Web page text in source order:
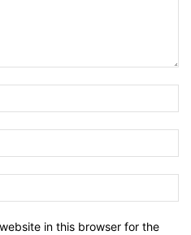
in this browser for the